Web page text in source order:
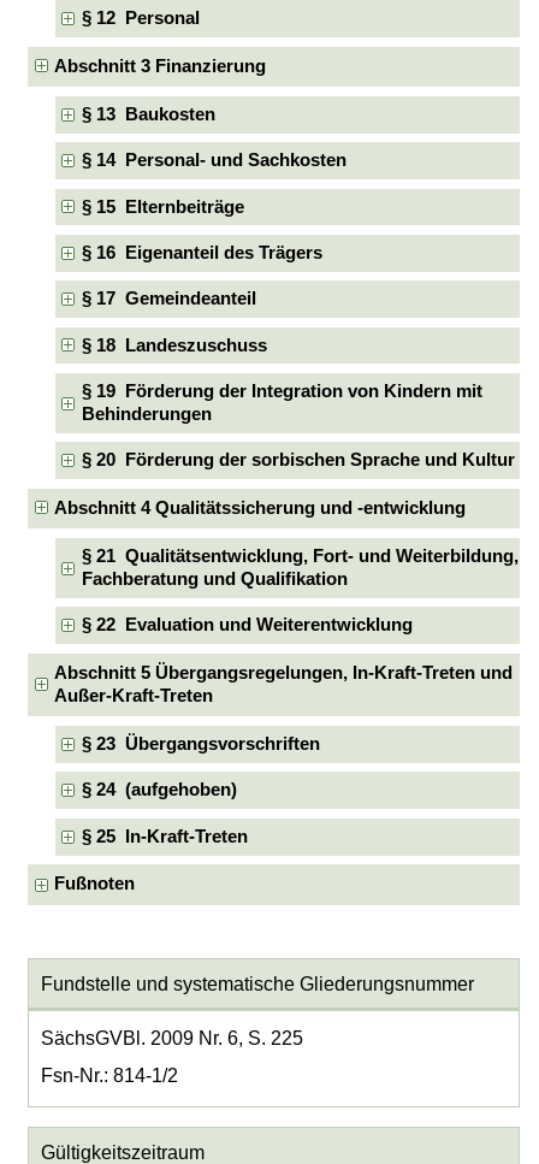
§ 12 Personal
Abschnitt 3 Finanzierung
§ 13 Baukosten
§ 14 Personal- und Sachkosten
§ 15 Elternbeiträge
§ 16 Eigenanteil des Trägers
§ 17 Gemeindeanteil
§ 18 Landeszuschuss
§ 19 Förderung der Integration von Kindern mit
Behinderungen
§ 20 Förderung der sorbischen Sprache und Kultur
Abschnitt 4 Qualitätssicherung und -entwicklung
§ 21 Qualitätsentwicklung, Fort- und Weiterbildung,
Fachberatung und Qualifikation
§ 22 Evaluation und Weiterentwicklung
Abschnitt 5 Übergangsregelungen, In-Kraft-Treten und
Außer-Kraft-Treten
§ 23 Übergangsvorschriften
§ 24 (aufgehoben)
§ 25 In-Kraft-Treten
Fußnoten
Fundstelle und systematische Gliederungsnummer
SächsGVBl. 2009 Nr. 6, S. 225
Fsn-Nr.: 814-1/2
Gültigkeitszeitraum